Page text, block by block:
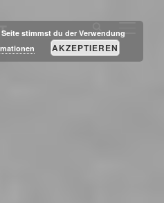
stimmst du der Verwendung
AKZEPTIEREN